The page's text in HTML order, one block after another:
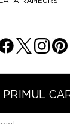
PRIMUL